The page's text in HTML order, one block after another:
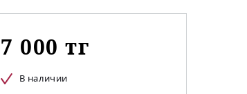
7 000 тг
В наличии